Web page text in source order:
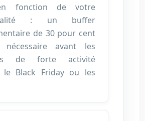
fonction de votre
: un buffer
de 30 pour cent
nécessaire avant les
de forte activité
le Black Friday ou les